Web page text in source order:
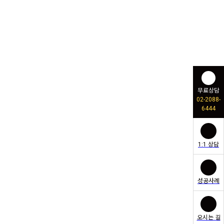
무료상담
02-2088-
6444
1:1 상담
성공사례
오시는 길